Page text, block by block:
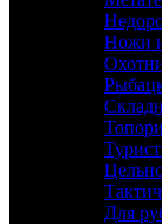
Ножи
Для